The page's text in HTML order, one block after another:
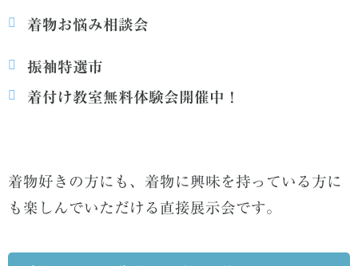
着物お悩み相談会
振袖特選市
着付け教室無料体験会開催中！
着物好きの方にも、着物に興味を持っている方に
も楽しんでいただける直接展示会です。